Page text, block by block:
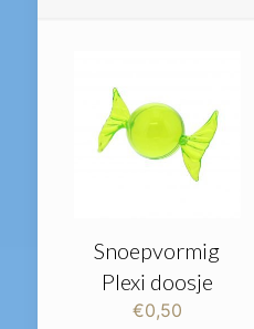
Snoepvormig
Plexi doosje
€0,50